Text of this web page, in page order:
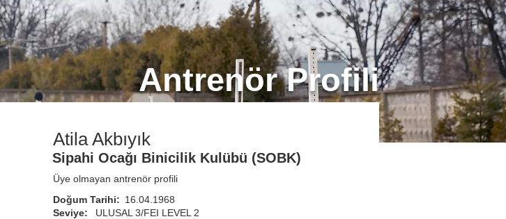
Antrenör Profili
Atila Akbıyık
Sipahi Ocağı Binicilik Kulübü (SOBK)
Üye olmayan antrenör profili
Doğum Tarihi: 16.04.1968
Seviye:
ULUSAL 3/FEI LEVEL 2